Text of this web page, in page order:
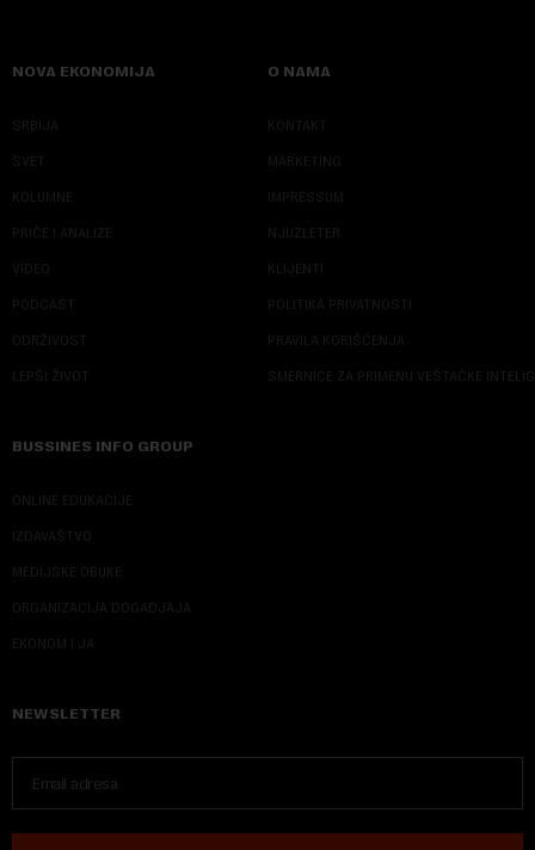
NOVA EKONOMIJA
SRBIJA
SVET
KOLUMNE
PRIČE I ANALIZE
VIDEO
PODCAST
ODRŽIVOST
LEPŠI ŽIVOT
O NAMA
KONTAKT
MARKETING
IMPRESSUM
NJUZLETER
KLIJENTI
POLITIKA PRIVATNOSTI
PRAVILA KORIŠĆENJA
SMERNICE ZA PRIMENU VEŠTAČKE
BUSSINES INFO GROUP
ONLINE EDUKACIJE
IZDAVAŠTVO
MEDIJSKE OBUKE
ORGANIZACIJA DOGADJAJA
EKONOM I JA
NEWSLETTER